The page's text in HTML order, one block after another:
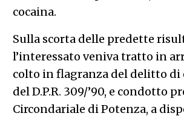
cocaina.
Sulla scorta delle predette
l’interessato veniva tratto in
colto in flagranza del delitto di
del D.P.R. 309/’90, e condotto
Circondariale di Potenza, a